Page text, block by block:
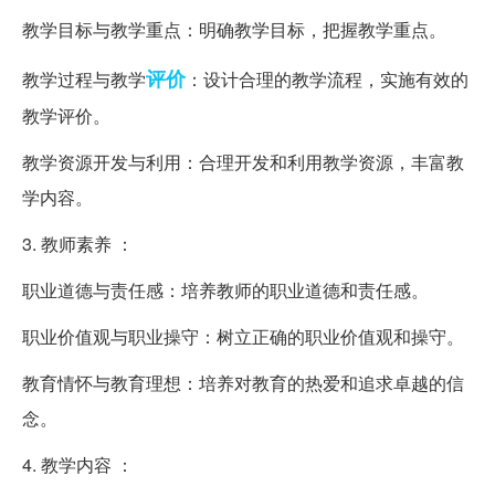
教学目标与教学重点：明确教学目标，把握教学重点。
教学过程与教学评价：设计合理的教学流程，实施有效的
教学评价。
教学资源开发与利用：合理开发和利用教学资源，丰富教
学内容。
3. 教师素养 ：
职业道德与责任感：培养教师的职业道德和责任感。
职业价值观与职业操守：树立正确的职业价值观和操守。
教育情怀与教育理想：培养对教育的热爱和追求卓越的信
念。
4. 教学内容 ：